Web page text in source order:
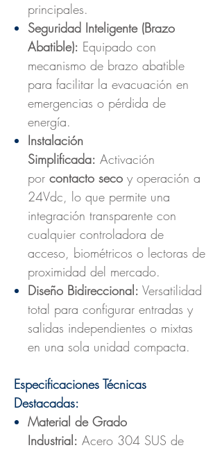
principales.
Seguridad Inteligente (Brazo
Abatible): Equipado con
mecanismo de brazo abatible
para facilitar la evacuación en
emergencias o pérdida de
energía.
Instalación
Simplificada: Activación
por contacto seco y operación a
24Vdc, lo que permite una
integración transparente con
cualquier controladora de
acceso, biométricos o lectoras de
proximidad del mercado.
Diseño Bidireccional: Versatilidad
total para configurar entradas y
salidas independientes o mixtas
en una sola unidad compacta.
Especificaciones Técnicas
Destacadas:
Material de Grado
Industrial: Acero 304 SUS de